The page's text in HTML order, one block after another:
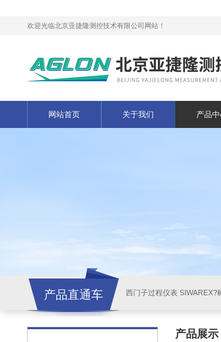
欢迎光临北京亚捷隆测控技术有限公司网站！
网站首页 关于我们 产品
产品直通车 西门子过程仪表 SIWAREX?
产品展示